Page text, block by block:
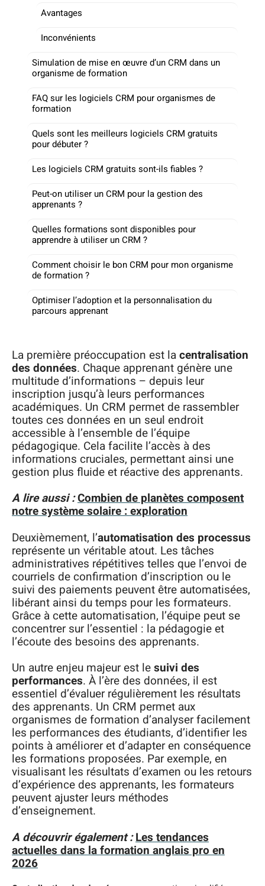
Avantages
Inconvénients
Simulation de mise en œuvre d’un CRM dans un
organisme de formation
FAQ sur les logiciels CRM pour organismes de
formation
Quels sont les meilleurs logiciels CRM gratuits
pour débuter ?
Les logiciels CRM gratuits sont-ils fiables ?
Peut-on utiliser un CRM pour la gestion des
apprenants ?
Quelles formations sont disponibles pour
apprendre à utiliser un CRM ?
Comment choisir le bon CRM pour mon organisme
de formation ?
Optimiser l’adoption et la personnalisation du
parcours apprenant
La première préoccupation est lacentralisation
des données. Chaque apprenant génère une
multitude d’informations – depuis leur
inscription jusqu’à leurs performances
académiques. Un CRM permet de rassembler
toutes ces données en un seul endroit
accessible à l’ensemble de l’équipe
pédagogique. Cela facilite l’accès à des
informations cruciales, permettant ainsi une
gestion plus fluide et réactive des apprenants.
A lire aussi :Combien de planètes composent
notre système solaire : exploration
Deuxièmement, l’automatisation des processus
représente un véritable atout. Les tâches
administratives répétitives telles que l’envoi de
courriels de confirmation d’inscription ou le
suivi des paiements peuvent être automatisées,
libérant ainsi du temps pour les formateurs.
Grâce à cette automatisation, l’équipe peut se
concentrer sur l’essentiel : la pédagogie et
l’écoute des besoins des apprenants.
Un autre enjeu majeur est lesuivi des
performances. À l’ère des données, il est
essentiel d’évaluer régulièrement les résultats
des apprenants. Un CRM permet aux
organismes de formation d’analyser facilement
les performances des étudiants, d’identifier les
points à améliorer et d’adapter en conséquence
les formations proposées. Par exemple, en
visualisant les résultats d’examen ou les retours
d’expérience des apprenants, les formateurs
peuvent ajuster leurs méthodes
d’enseignement.
A découvrir également : Les tendances
actuelles dans la formation anglais pro en
2026